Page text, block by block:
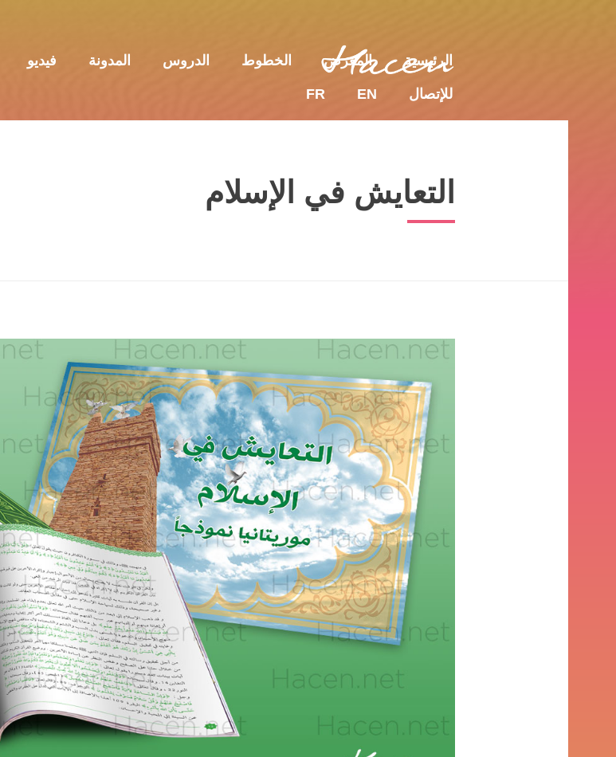
الرئيسية المعرض الخطوط الدروس المدونة فيديو
للإتصال EN
FR
التعايش في الإسلام